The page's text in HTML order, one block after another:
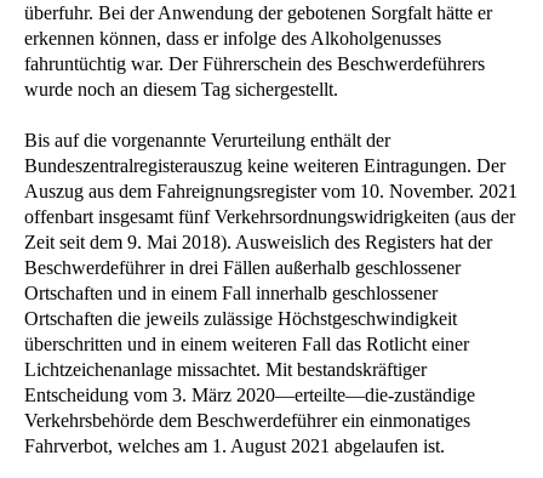
überfuhr. Bei der Anwendung der gebotenen Sorgfalt hätte er
erkennen können, dass er infolge des Alkoholgenusses
fahruntüchtig war. Der Führerschein des Beschwerdeführers
wurde noch an diesem Tag sichergestellt.
Bis auf die vorgenannte Verurteilung enthält der
Bundeszentralregisterauszug keine weiteren Eintragungen. Der
Auszug aus dem Fahreignungsregister vom 10. November. 2021
offenbart insgesamt fünf Verkehrsordnungswidrigkeiten (aus der
Zeit seit dem 9. Mai 2018). Ausweislich des Registers hat der
Beschwerdeführer in drei Fällen außerhalb geschlossener
Ortschaften und in einem Fall innerhalb geschlossener
Ortschaften die jeweils zulässige Höchstgeschwindigkeit
überschritten und in einem weiteren Fall das Rotlicht einer
Lichtzeichenanlage missachtet. Mit bestandskräftiger
Entscheidung vom 3. März 2020—erteilte—die-zuständige
Verkehrsbehörde dem Beschwerdeführer ein einmonatiges
Fahrverbot, welches am 1. August 2021 abgelaufen ist.